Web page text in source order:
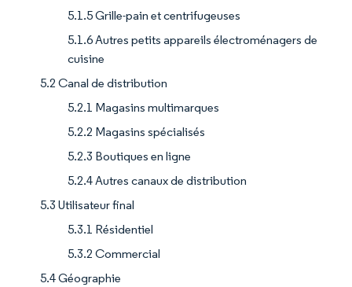
5.1.5 Grille-pain et centrifugeuses
5.1.6 Autres petits appareils électroménagers de
cuisine
5.2 Canal de distribution
5.2.1 Magasins multimarques
5.2.2 Magasins spécialisés
5.2.3 Boutiques en ligne
5.2.4 Autres canaux de distribution
5.3 Utilisateur final
5.3.1 Résidentiel
5.3.2 Commercial
5.4 Géographie